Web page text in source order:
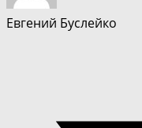
Евгений Буслейко